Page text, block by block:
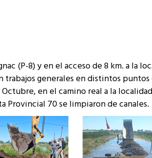
(P-8) y en el acceso de 8 km. a la
trabajos generales en distintos
en el camino real a la
Provincial 70 se limpiaron de canales.